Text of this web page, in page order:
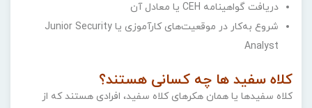
دریافت گواهینامه CEH یا معادل آن
شروع به‌کار در موقعیت‌های کارآموزی یا Junior Security
Analyst
کلاه سفید ها چه کسانی هستند؟
کلاه سفیدها یا همان هکرهای کلاه سفید، افرادی هستند که از